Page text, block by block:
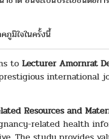
ภูมิใจในครั้งนี้
to Lecturer Amornrat
international
Resources and
related health